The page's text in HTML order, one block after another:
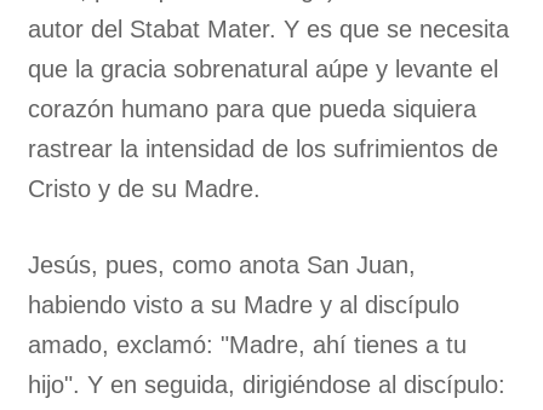
autor del Stabat Mater. Y es que se necesita
que la gracia sobrenatural aúpe y levante el
corazón humano para que pueda siquiera
rastrear la intensidad de los sufrimientos de
Cristo y de su Madre.
Jesús, pues, como anota San Juan,
habiendo visto a su Madre y al discípulo
amado, exclamó: "Madre, ahí tienes a tu
hijo". Y en seguida, dirigiéndose al discípulo: